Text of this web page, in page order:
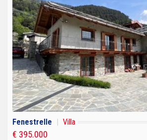
Fenestrelle | Villa
€ 395.000